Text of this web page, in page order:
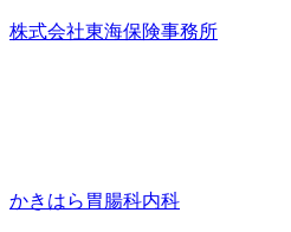
株式会社東海保険事務所
かきはら胃腸科内科